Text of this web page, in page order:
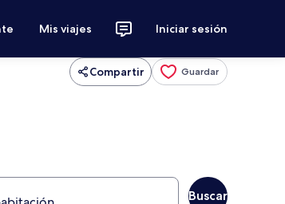
Mis viajes Iniciar sesión
Compartir Guardar
Buscar